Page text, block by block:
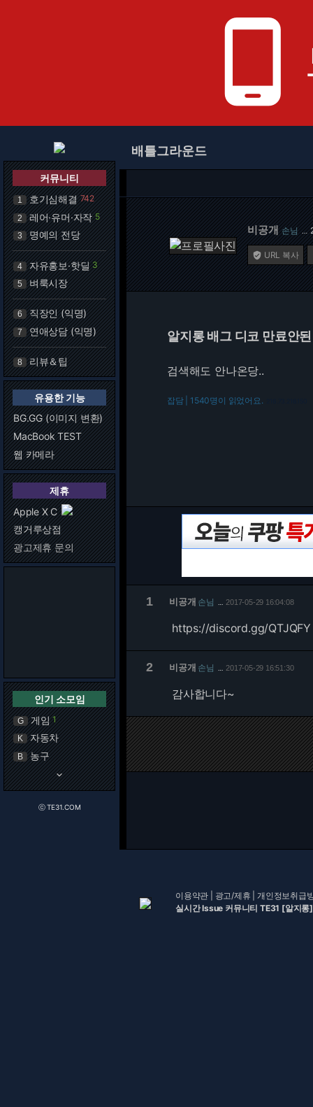
phone_android
커뮤니티
1 호기심해결 742
2 레어·유머·자작 5
3 명예의 전당
4 자유홍보·핫딜 3
5 벼룩시장
6 직장인 (익명)
7 연애상담 (익명)
8 리뷰＆팁
유용한 기능
BG.GG (이미지 변환)
MacBook TEST
웹 카메라
제휴
Apple X C
캥거루상점
광고제휴 문의
인기 소모임
G 게임 1
K 자동차
B 농구
keyboard_arrow_down
ⓒ TE31.COM
배틀그라운드
비공개 손님 …
 URL 복사
알지롱 배그 디코 만료안
검색해도 안나온당..
잡담 | 1540명이 읽었어요.
1 비공개 손님 2017-05-29 16:04:08
https://discord.gg/QTJQFY
2 비공개 손님 2017-05-29 16:51:30
감사합니다~
이용약관 광고/제휴 |개인정보취급
실시간 Issue 커뮤니티 TE31 [알지